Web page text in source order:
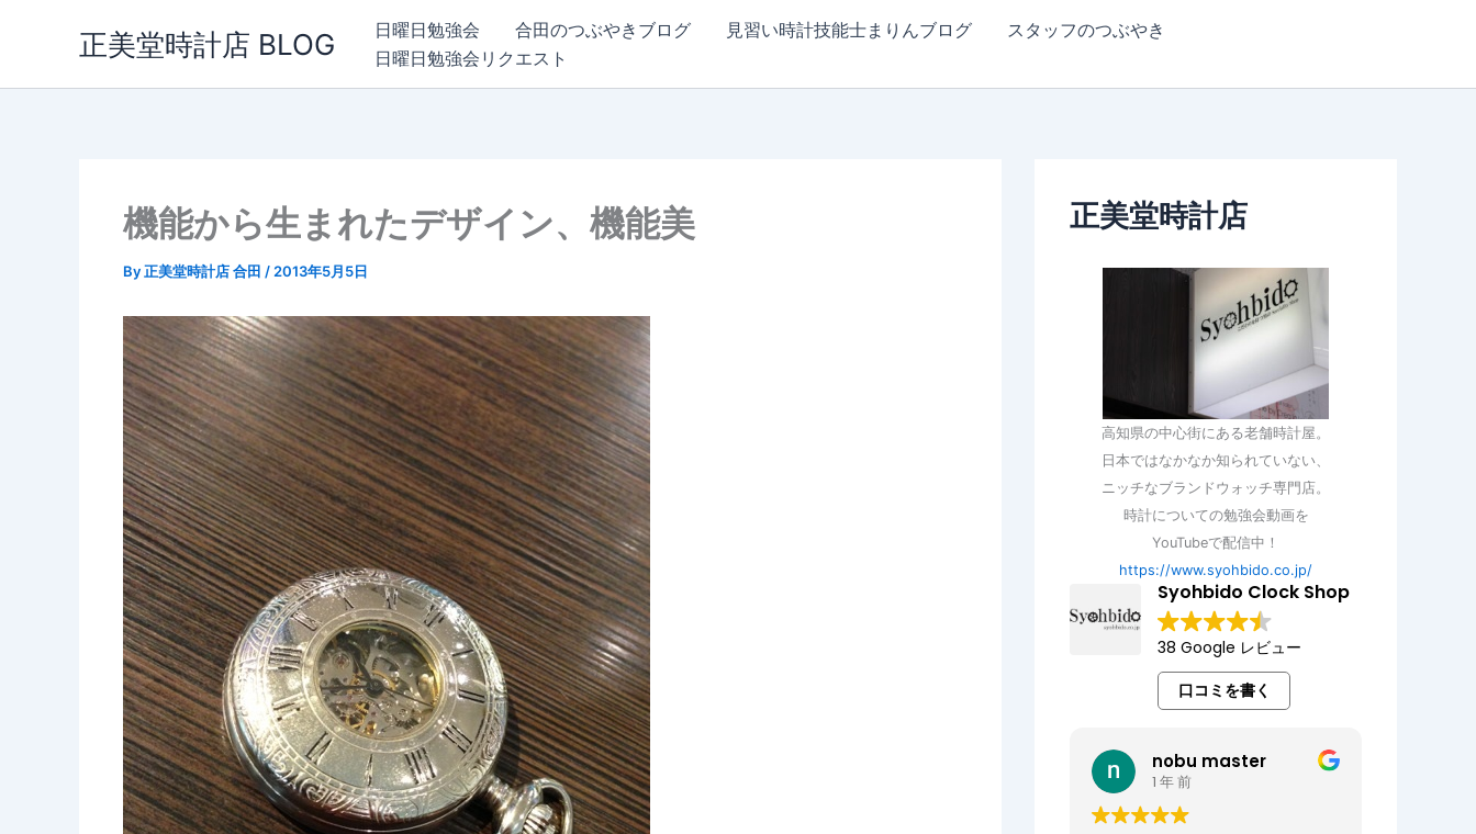
正美堂時計店 BLOG 日曜日勉強会 合田のつぶやきブログ 見習い時計技能士まりんブログ
スタッフのつぶやき
日曜日勉強会リクエスト
機能から生まれたデザイン、機能美
By正美堂時計店 合田 / 2013年5月5日
正美堂時計店
高知県の中心街にある老舗時計屋。
日本ではなかなか知られていない、
ニッチなブランドウォッチ専門店。
時計についての勉強会動画を
YouTubeで配信中！
https://www.syohbido.co.jp/
Syohbido Clock Shop
38 Google レビュー
口コミを書く
nobu master
1 年 前